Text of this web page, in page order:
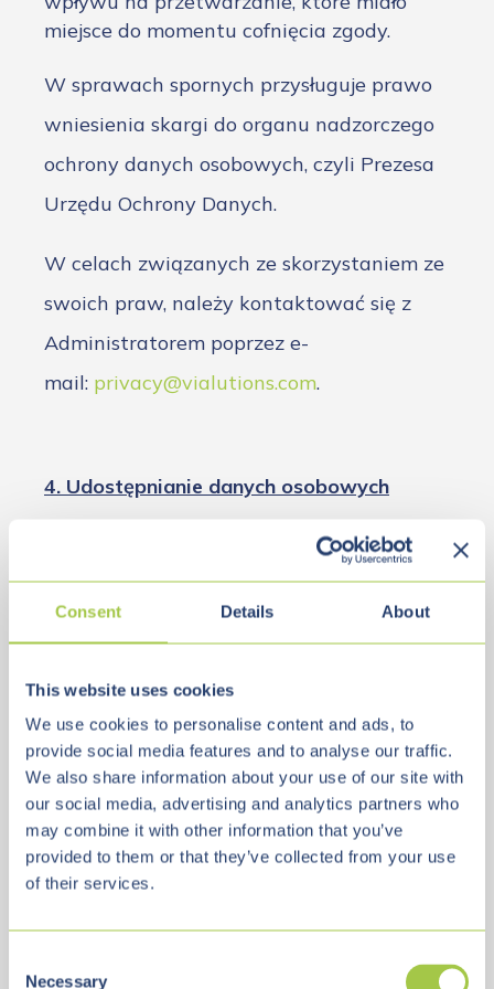
Consent Details About
This website uses cookies
We use cookies to personalise content and ads, to
provide social media features and to analyse our traffic.
We also share information about your use of our site with
our social media, advertising and analytics partners who
may combine it with other information that you’ve
provided to them or that they’ve collected from your use
of their services.
Necessary
miejsce do momentu cofnięcia zgody.
W sprawach spornych przysługuje prawo
wniesienia skargi do organu nadzorczego
ochrony danych osobowych, czyli Prezesa
Urzędu Ochrony Danych.
W celach związanych ze skorzystaniem ze
swoich praw, należy kontaktować się z
Administratorem poprzez e-
mail: privacy@vialutions.com.
4. Udostępnianie danych osobowych
Dane osobowe Użytkownika będą udostępniane
przez Administratora podmiotom, które są
upoważnione do tego na podstawie przepisów
usług w celu i zakresie niezbędnym do wykonania
tych czynności, tj. dostawcom rozwiązań
informatycznych, bankom, biurom rachunkowych,
firmom świadczącym usługi pocztowe i kurierskie.
Dane osobowe użytkownika nie będą przekazywane
do państw trzecich poza Europejski Obszar
siedzibą państwie trzecim, o ile zapewniony